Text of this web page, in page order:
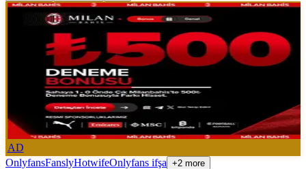
AD
OnlyfansFanslyHotwifeOnlyfans ifşa +2 more